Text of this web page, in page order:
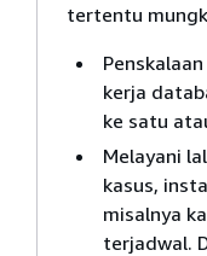
tertentu
kerja
ke satu
Melayani
kasus,
misalnya
terjadwal.